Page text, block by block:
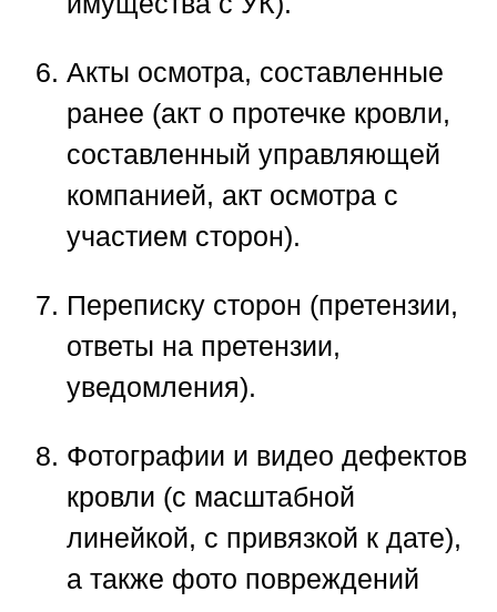
Акты осмотра, составленные
ранее (акт о протечке кровли,
составленный управляющей
компанией, акт осмотра с
участием сторон).
Переписку сторон (претензии,
ответы на претензии,
уведомления).
Фотографии и видео дефектов
кровли (с масштабной
линейкой, с привязкой к дате),
а также фото повреждений